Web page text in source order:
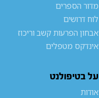
מדור הספרים
לוח דרושים
אבחון הפרעות קשב וריכוז
אינדקס מטפלים
על בטיפולנט
אודות